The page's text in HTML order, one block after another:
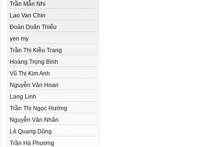
Trần Mẫn Nhi
Lao Van Chin
Đoàn Doãn Thiếu
yen my
Trần Thị Kiều Trang
Hoàng Trọng Bình
Vũ Thị Kim Anh
Nguyễn Văn Hoan
Lang Linh
Trần Thị Ngọc Hường
Nguyễn Văn Nhân
Lê Quang Dũng
Trần Hà Phương